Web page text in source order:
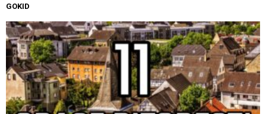
GOKID